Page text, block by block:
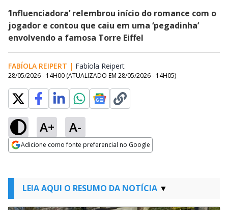
‘Influenciadora’ relembrou início do romance com o
jogador e contou que caiu em uma ‘pegadinha’
envolvendo a famosa Torre Eiffel
FABÍOLA REIPERT | Fabíola Reipert
28/05/2026 - 14H00 (ATUALIZADO EM 28/05/2026 - 14H05)
A+ A-
Adicione como fonte preferencial no Google
LEIA AQUI O RESUMO DA NOTÍCIA